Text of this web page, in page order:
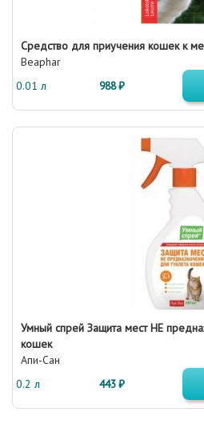
Средство для приучения кошек к
Beaphar
0.01 л
988 ₽
Умный спрей Защита мест НЕ
кошек
Апи-Сан
0.2 л
443 ₽